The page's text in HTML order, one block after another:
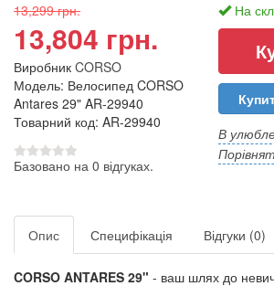
13,299 грн.
13,804 грн.
Виробник CORSO
Модель: Велосипед CORSO
Antares 29" AR-29940
Товарний код: AR-29940
Базовано на 0 відгуках.
На
В
Опис Специфікація Відгуки (0)
CORSO ANTARES 29" - ваш шлях до